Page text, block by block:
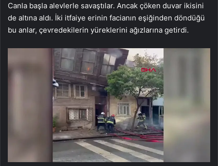
Canla başla alevlerle savaştılar. Ancak çöken duvar ikisini
de altına aldı. İki itfaiye erinin facianın eşiğinden döndüğü
bu anlar, çevredekilerin yüreklerini ağızlarına getirdi.